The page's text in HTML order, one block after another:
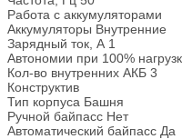
Работа с аккумуляторами
Аккумуляторы Внутренние
Зарядный ток, А 1
Автономии при 100%
Кол-во внутренних АКБ 3
Конструктив
Тип корпуса Башня
Ручной байпасс Нет
Автоматический байпасс Да